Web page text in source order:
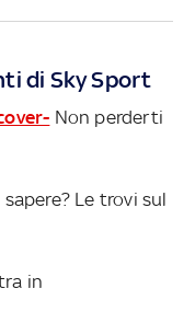
di Sky Sport
Non perderti
Le trovi sul
in